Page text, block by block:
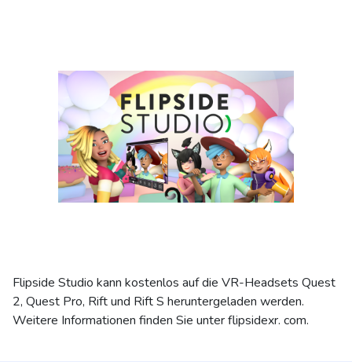
Flipside Studio kann kostenlos auf die VR-Headsets Quest
2, Quest Pro, Rift und Rift S heruntergeladen werden.
Weitere Informationen finden Sie unter flipsidexr. com.